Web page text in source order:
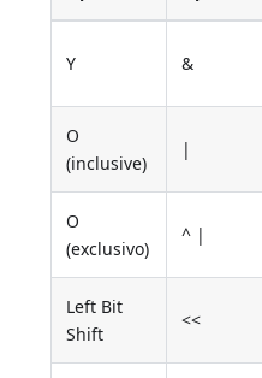
Y &
O
(inclusive)
|
O
(exclusivo)
^ |
Left Bit
Shift
<<